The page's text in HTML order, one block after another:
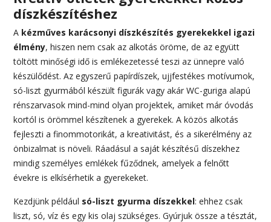
díszkészítéshez
A kézműves karácsonyi díszkészítés gyerekekkel igazi
élmény, hiszen nem csak az alkotás öröme, de az együtt
töltött minőségi idő is emlékezetessé teszi az ünnepre való
készülődést. Az egyszerű papírdíszek, ujjfestékes motívumok,
só-liszt gyurmából készült figurák vagy akár WC-guriga alapú
rénszarvasok mind-mind olyan projektek, amiket már óvodás
kortól is örömmel készítenek a gyerekek. A közös alkotás
fejleszti a finommotorikát, a kreativitást, és a sikerélmény az
önbizalmat is növeli. Ráadásul a saját készítésű díszekhez
mindig személyes emlékek fűződnek, amelyek a felnőtt
évekre is elkísérhetik a gyerekeket.
Kezdjünk például só-liszt gyurma díszekkel: ehhez csak
liszt, só, víz és egy kis olaj szükséges. Gyúrjuk össze a tésztát,